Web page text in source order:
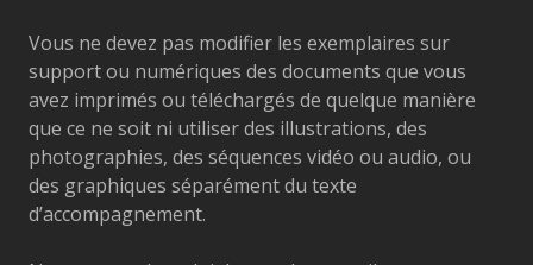
Vous ne devez pas modifier les exemplaires sur
support ou numériques des documents que vous
avez imprimés ou téléchargés de quelque manière
que ce ne soit ni utiliser des illustrations, des
photographies, des séquences vidéo ou audio, ou
des graphiques séparément du texte
d’accompagnement.